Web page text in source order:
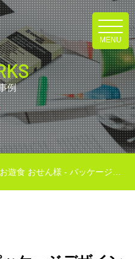
MENU
例